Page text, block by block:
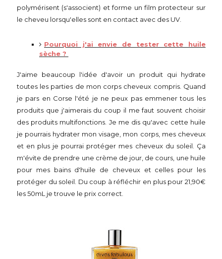
polymérisent (s'associent) et forme un film protecteur sur
le cheveu lorsqu'elles sont en contact avec des UV.
Pourquoi j'ai envie de tester cette huile
sèche ?
J'aime beaucoup l'idée d'avoir un produit qui hydrate
toutes les parties de mon corps cheveux compris. Quand
je pars en Corse l'été je ne peux pas emmener tous les
produits que j'aimerais du coup il me faut souvent choisir
des produits multifonctions. Je me dis qu'avec cette huile
je pourrais hydrater mon visage, mon corps, mes cheveux
et en plus je pourrai protéger mes cheveux du soleil. Ça
m'évite de prendre une crème de jour, de cours, une huile
pour mes bains d'huile de cheveux et celles pour les
protéger du soleil. Du coup à réfléchir en plus pour 21,90€
les 50mL je trouve le prix correct.